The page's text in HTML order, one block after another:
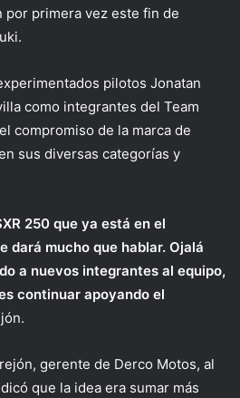
primera vez este fin de
pilotos Jonatan
como integrantes del Team
compromiso de la marca de
sus diversas categorías y
250 que ya está en el
dará mucho que hablar. Ojalá
a nuevos integrantes al equipo,
continuar apoyando el
gerente de Derco Motos, al
que la idea era sumar más